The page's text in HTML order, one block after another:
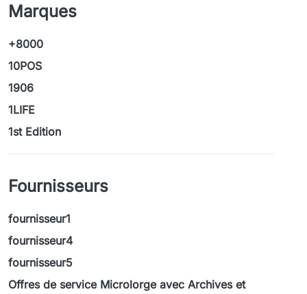
Marques
+8000
10POS
1906
1LIFE
1st Edition
Fournisseurs
fournisseur1
fournisseur4
fournisseur5
Offres de service Microlorge avec Archives et